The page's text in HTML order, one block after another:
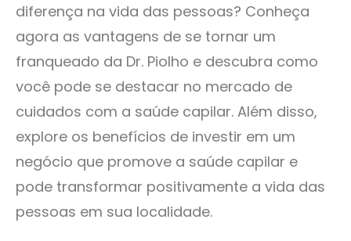
diferença na vida das pessoas? Conheça
agora as vantagens de se tornar um
franqueado da Dr. Piolho e descubra como
você pode se destacar no mercado de
cuidados com a saúde capilar. Além disso,
explore os benefícios de investir em um
negócio que promove a saúde capilar e
pode transformar positivamente a vida das
pessoas em sua localidade.